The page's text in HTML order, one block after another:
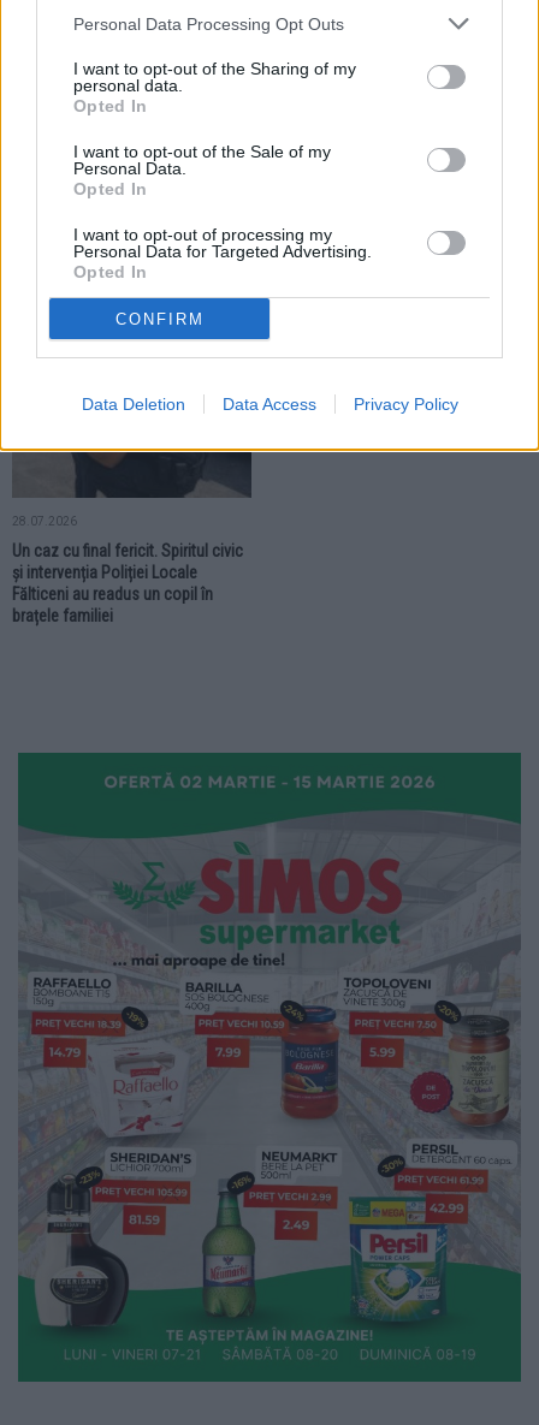
Personal Data Processing Opt Outs
I want to opt-out of the Sharing of my
personal data.
Opted In
I want to opt-out of the Sale of my
Personal Data.
Opted In
I want to opt-out of processing my
Personal Data for Targeted Advertising.
Opted In
CONFIRM
Data Deletion Data Access Privacy Policy
28.07.2026
Fălticeni au intrat în grevă generală.
Pacienții unității medicale nu au
fost afectați
LOCAL
Fălticeni intră în reabilitare capitală.
Investiție de circa 11 milioane de
LOCAL
28.07.2026
Un caz cu final fericit. Spiritul civic
și intervenția Poliției Locale
Fălticeni au readus un copil în
brațele familiei